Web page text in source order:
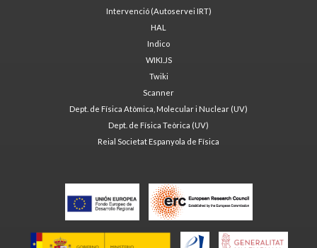
Intervenció (Autoservei IRT)
HAL
Indico
WIKI.JS
Twiki
Scanner
Dept. de Física Atòmica, Molecular i Nuclear (UV)
Dept. de Física Teòrica (UV)
Reial Societat Espanyola de Física